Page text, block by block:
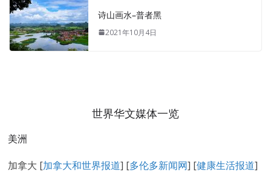
诗山画水–普者黑
2021年10月4日
世界华文媒体一览
美洲
加拿大 [加拿大和世界报道] [多伦多新闻网] [健康生活报道]